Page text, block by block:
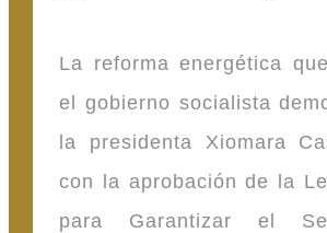
La reforma energética
el gobierno socialista
la presidenta Xiomara
con la aprobación de la
para Garantizar el